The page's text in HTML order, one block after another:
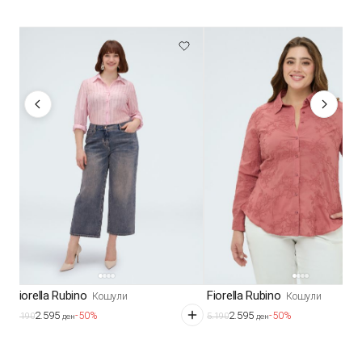
Fiorella Rubino Кошули
5.1902.595 ден-50%
Fiorella Rubino Кошули
5.1902.595 ден-50%